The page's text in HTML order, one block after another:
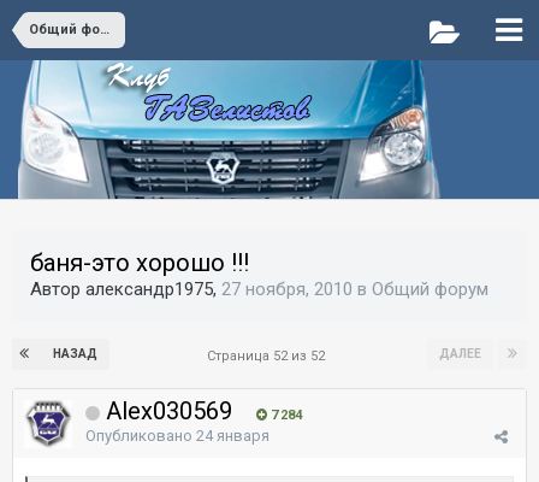
Общий форум
баня-это хорошо !!!
Автор александр1975, 27 ноября, 2010 в Общий форум
НАЗАД ДАЛЕЕ
Страница 52 из 52
Alex030569 7 284
Опубликовано 24 января